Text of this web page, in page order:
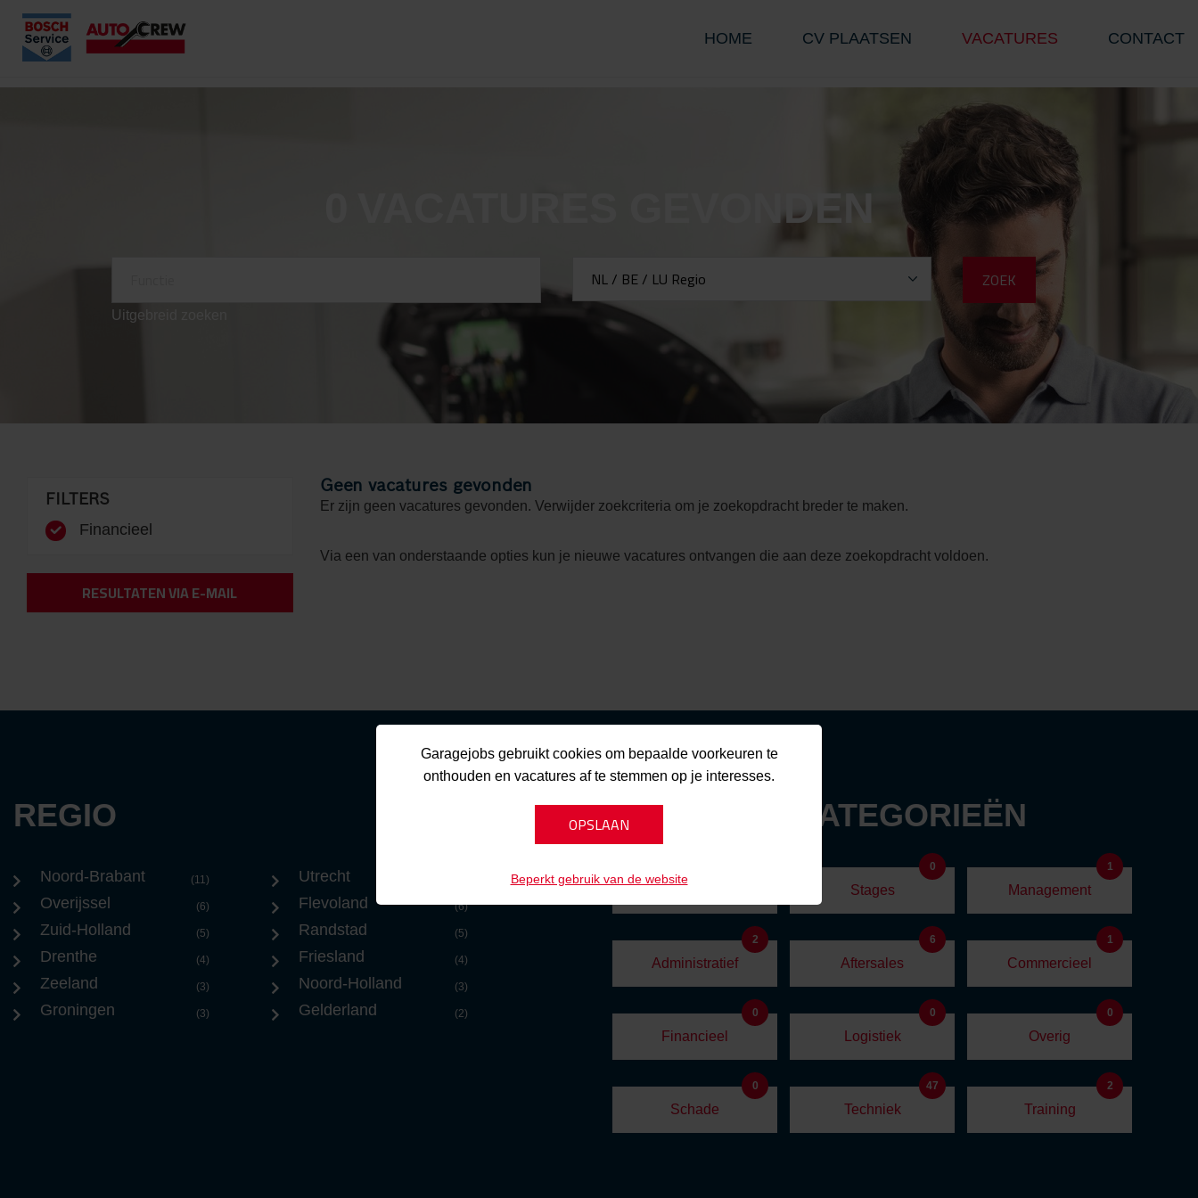
HOME CV PLAATSEN VACATURES CONTACT
VACATURES GEVONDEN
Uitgebreid zoeken
FILTERS
Financieel
RESULTATEN VIA E-MAIL
Geen vacatures gevonden
Er zijn geen vacatures gevonden. Verwijder zoekcriteria om je zoekopdracht breder te maken.
Via een van onderstaande opties kun je nieuwe vacatures ontvangen die aan deze zoekopdracht voldoen.
REGIO
Noord-Brabant (11) Utrecht
Overijssel (6) Flevoland (6)
Zuid-Holland (5) Randstad (5)
Drenthe (4) Friesland (4)
Zeeland (3) Noord-Holland (3)
Groningen (3) Gelderland (2)
VACATURE CATEGORIEËN
Marketing Stages
0
Management
1
Administratief
2
Aftersales
6
Commercieel
1
Financieel
0
Logistiek
0
Overig
0
Schade
0
Techniek
47
Training
2
Garagejobs gebruikt cookies om bepaalde voorkeuren te
onthouden en vacatures af te stemmen op je interesses.
Beperkt gebruik van de website